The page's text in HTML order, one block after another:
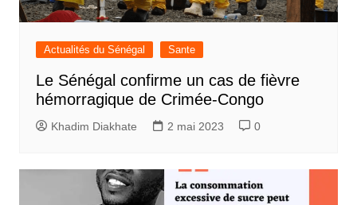
Actualités du Sénégal Sante
Le Sénégal confirme un cas de fièvre
hémorragique de Crimée-Congo
Khadim Diakhate 2 mai 2023 0